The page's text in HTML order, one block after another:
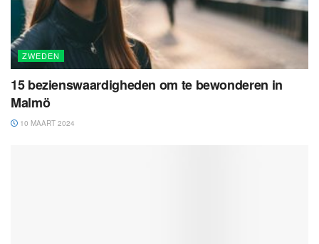
ZWEDEN
15 bezienswaardigheden om te bewonderen in
Malmö
10 MAART 2024